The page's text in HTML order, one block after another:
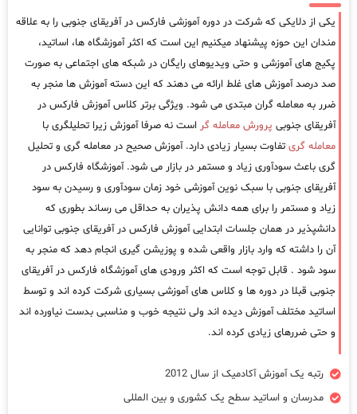
یکی از دلایکی که شرکت در دوره آموزشی فارکس در آفریقای جنوبی را به علاقه
مندان این حوزه پیشنهاد میکنیم این است که اکثر آموزشگاه ها، اساتید،
پکیج های آموزشی و حتی ویدیوهای رایگان در شبکه های اجتماعی به صورت
صد درصد آموزش های غلط ارائه می دهند که این دسته آموزش ها منجر به
ضرر به معامله گران مبتدی می شود. ویژگی برتر کلاس آموزش فارکس در
آفریقای جنوبی پرورش معامله گر است نه صرفا آموزش زیرا تحلیلگری با
معامله گری تفاوت بسیار زیادی دارد. آموزش صحیح در معامله گری و تحلیل
گری باعث سودآوری زیاد و مستمر در بازار می شود. آموزشگاه فارکس در
آفریقای جنوبی با سبک نوین آموزشی خود زمان سودآوری و رسیدن به سود
زیاد و مستمر را برای همه دانش پذیران به حداقل می رساند بطوری که
دانشپذیر در همان جلسات ابتدایی آموزش فارکس در آفریقای جنوبی توانایی
آن را داشته که وارد بازار واقعی شده و پوزیشن گیری انجام دهد که منجر به
سود شود . قابل توجه است که اکثر ورودی های آموزشگاه فارکس در آفریقای
جنوبی قبلا در دوره ها و کلاس های آموزشی بسیاری شرکت کرده اند و توسط
اساتید مختلف آموزش دیده اند ولی نتیجه خوب و مناسبی بدست نیاورده اند
و حتی ضررهای زیادی کرده اند.
رتبه یک آموزش آکادمیک از سال 2012
مدرسان و اساتید سطح یک کشوری و بین المللی